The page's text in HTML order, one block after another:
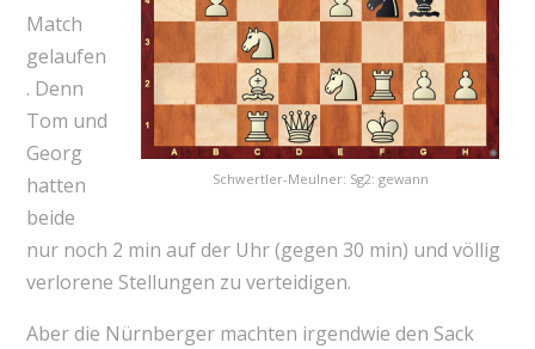
Schwertler-Meulner: Sg2: gewann
Match
gelaufen
. Denn
Tom und
Georg
hatten
beide
nur noch 2 min auf der Uhr (gegen 30 min) und völlig
verlorene Stellungen zu verteidigen.
Aber die Nürnberger machten irgendwie den Sack